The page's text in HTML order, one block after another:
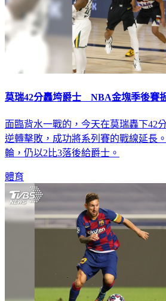
莫瑞42分轟垮爵士 NBA金塊季後賽
面臨背水一戰的，今天在莫瑞轟下42
逆轉擊敗，成功將系列賽的戰線延長
輪，仍以2比3落後給爵士。
體育